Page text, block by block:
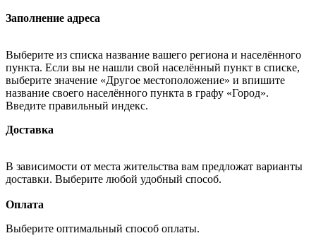
Заполнение адреса
Выберите из списка название вашего региона и населённого
пункта. Если вы не нашли свой населённый пункт в списке,
выберите значение «Другое местоположение» и впишите
название своего населённого пункта в графу «Город».
Введите правильный индекс.
Доставка
В зависимости от места жительства вам предложат варианты
доставки. Выберите любой удобный способ.
Оплата
Выберите оптимальный способ оплаты.